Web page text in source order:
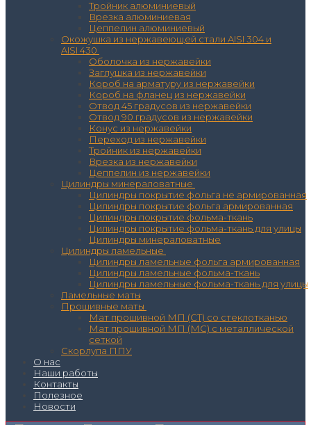
Тройник алюминиевый
Врезка алюминиевая
Цеппелин алюминиевый
Окожушка из нержавеющей стали AISI 304 и
AISI 430
Оболочка из нержавейки
Заглушка из нержавейки
Короб на арматуру из нержавейки
Короб на фланец из нержавейки
Отвод 45 градусов из нержавейки
Отвод 90 градусов из нержавейки
Конус из нержавейки
Переход из нержавейки
Тройник из нержавейки
Врезка из нержавейки
Цеппелин из нержавейки
Цилиндры минераловатные
Цилиндры покрытие фольга не армированная
Цилиндры покрытие фольга армированная
Цилиндры покрытие фольма-ткань
Цилиндры покрытие фольма-ткань для улицы
Цилиндры минераловатные
Цилиндры ламельные
Цилиндры ламельные фольга армированная
Цилиндры ламельные фольма-ткань
Цилиндры ламельные фольма-ткань для улицы
Ламельные маты
Прошивные маты
Мат прошивной МП (СТ) со стеклотканью
Мат прошивной МП (МС) с металлической
сеткой
Скорлупа ППУ
О нас
Наши работы
Контакты
Полезное
Новости